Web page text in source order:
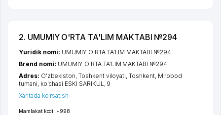
2. UMUMIY O'RTA TA'LIM MAKTABI №294
Mamlakat kodi: +998
Yuridik nomi: UMUMIY O'RTA TA'LIM MAKTABI №294
Brend nomi: UMUMIY O'RTA TA'LIM MAKTABI №294
Adres: O'zbekiston,Toshkent viloyati,Toshkent, Mirobod
tumani, ko'chasi ESKI SARIKUL, 9
Xaritada ko'rsatish